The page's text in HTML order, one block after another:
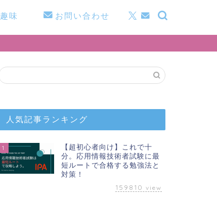
趣味 お問い合わせ
人気記事ランキング
1
【超初心者向け】これで十
分。応用情報技術者試験に最
短ルートで合格する勉強法と
対策！
159810 view